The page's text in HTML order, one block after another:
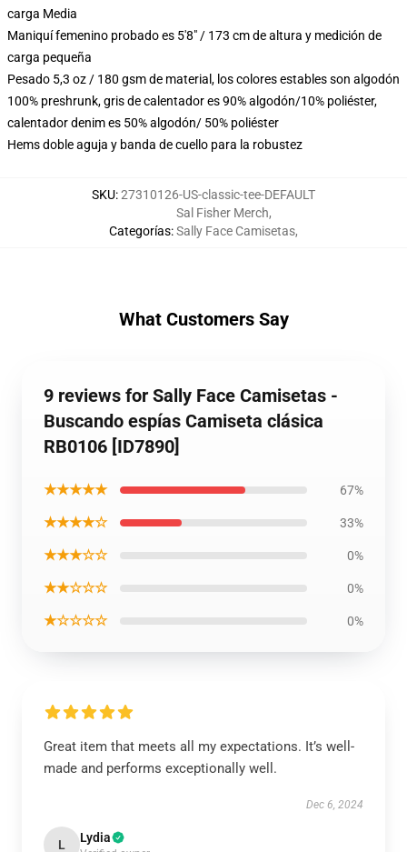
carga Media
Maniquí femenino probado es 5'8" / 173 cm de altura y medición de
carga pequeña
Pesado 5,3 oz / 180 gsm de material, los colores estables son algodón
100% preshrunk, gris de calentador es 90% algodón/10% poliéster,
calentador denim es 50% algodón/ 50% poliéster
Hems doble aguja y banda de cuello para la robustez
SKU:27310126-US-classic-tee-DEFAULT
Categorías:
Sal Fisher Merch,
Sally Face Camisetas,
What Customers Say
9 reviews for Sally Face Camisetas -
Buscando espías Camiseta clásica
RB0106 [ID7890]
★★★★★ 67%
★★★★☆ 33%
★★★☆☆ 0%
★★☆☆☆ 0%
★☆☆☆☆ 0%
Great item that meets all my expectations. It’s well-
made and performs exceptionally well.
Dec 6, 2024
L Lydia